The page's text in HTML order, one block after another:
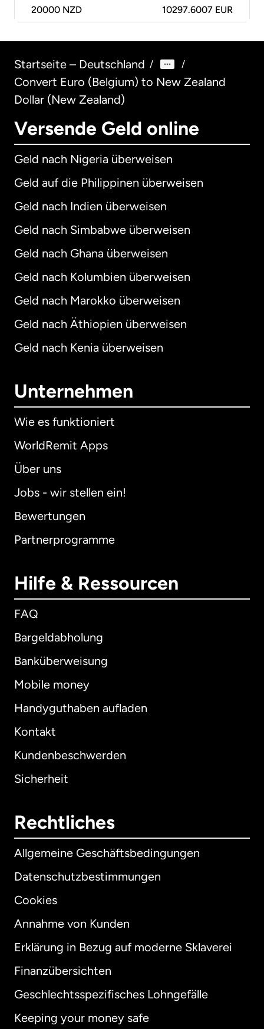
20000 NZD 10297.6007 EUR
Startseite – Deutschland / /
Convert Euro (Belgium) to New Zealand
Dollar (New Zealand)
Versende Geld online
Geld nach Nigeria überweisen
Geld auf die Philippinen überweisen
Geld nach Indien überweisen
Geld nach Simbabwe überweisen
Geld nach Ghana überweisen
Geld nach Kolumbien überweisen
Geld nach Marokko überweisen
Geld nach Äthiopien überweisen
Geld nach Kenia überweisen
Unternehmen
Wie es funktioniert
WorldRemit Apps
Über uns
Jobs - wir stellen ein!
Bewertungen
Partnerprogramme
Hilfe & Ressourcen
FAQ
Bargeldabholung
Banküberweisung
Mobile money
Handyguthaben aufladen
Kontakt
Kundenbeschwerden
Sicherheit
Rechtliches
Allgemeine Geschäftsbedingungen
Datenschutzbestimmungen
Cookies
Annahme von Kunden
Erklärung in Bezug auf moderne Sklaverei
Finanzübersichten
Geschlechtsspezifisches Lohngefälle
Keeping your money safe
International English
Australien